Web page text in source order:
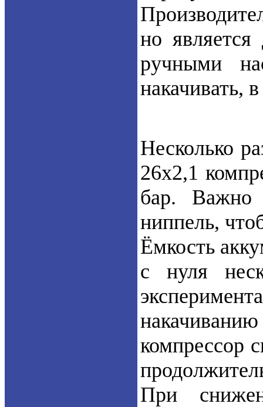
но
ручными
накачивать,
Несколько
26х2,1
бар. Важно
ниппель,
Ёмкость
с нуля
компрессор
При